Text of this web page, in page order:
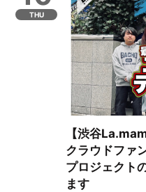
THU
【渋谷
クラウドファ
プロジェクト
ます